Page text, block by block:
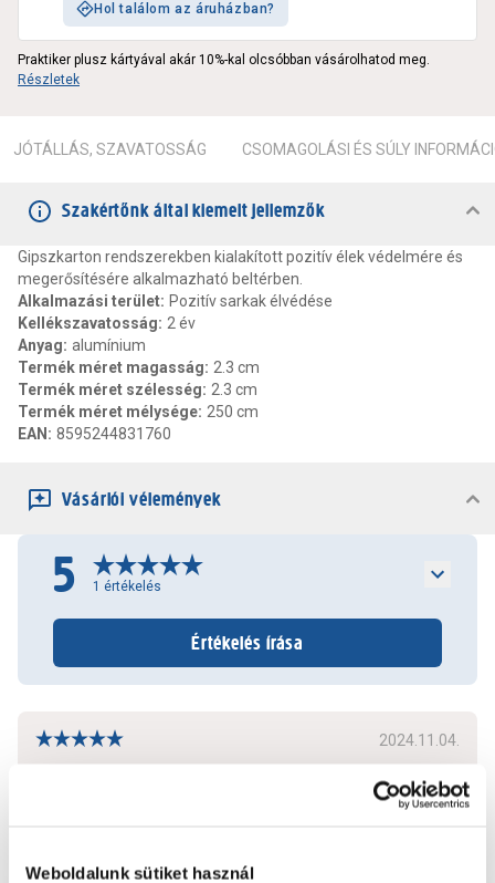
Weboldalunk sütiket használ
Hol találom az áruházban?
Praktiker plusz kártyával akár 10%-kal olcsóbban vásárolhatod meg.
Részletek
JÓTÁLLÁS, SZAVATOSSÁG CSOMAGOLÁSI ÉS SÚLY
Szakértőnk által kiemelt jellemzők
Gipszkarton rendszerekben kialakított pozitív élek védelmére és
megerősítésére alkalmazható beltérben.
Alkalmazási terület: Pozitív sarkak élvédése
Kellékszavatosság: 2 év
Anyag: alumínium
Termék méret magasság: 2.3 cm
Termék méret szélesség: 2.3 cm
Termék méret mélysége: 250 cm
EAN : 8595244831760
Vásárlói vélemények
5 1 értékelés
Értékelés írása
2024.11.04.